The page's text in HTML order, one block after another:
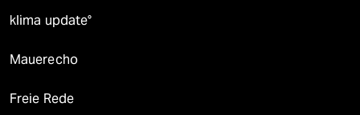
klima update°
Mauerecho
Freie Rede